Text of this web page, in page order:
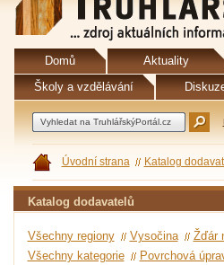
Domů Aktuality
Školy a vzdělávání
Úvodní strana Katalog
Katalog dodavatelů
Všechny regiony Vysočina
Žďár
Všechny kategorie
Povrchová